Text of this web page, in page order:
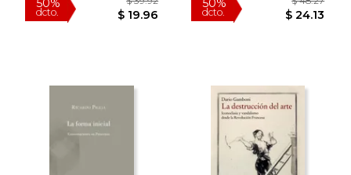
50%
dcto.